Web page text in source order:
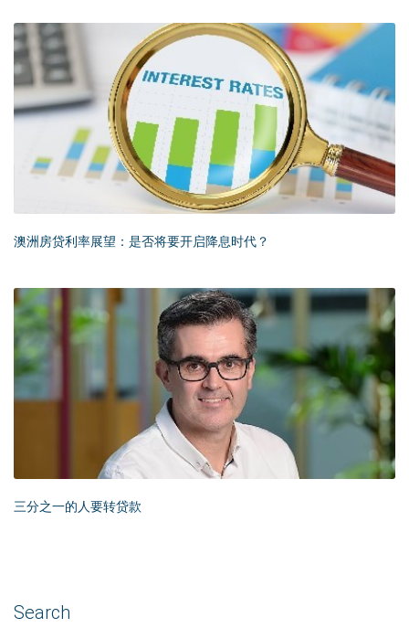
澳洲房贷利率展望：是否将要开启降息时代？
三分之一的人要转贷款
Search